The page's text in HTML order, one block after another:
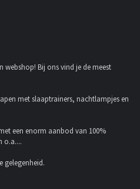
webshop! Bij ons vind je de meest
met slaaptrainers, nachtlampjes en
een enorm aanbod van 100%
o.a....
gelegenheid.